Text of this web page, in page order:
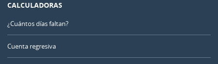
CALCULADORAS
¿Cuántos días faltan?
Cuenta regresiva